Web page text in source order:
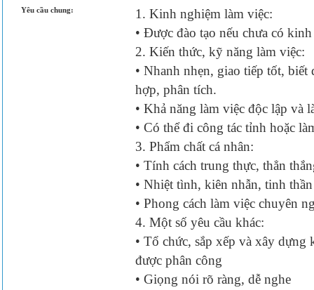
Yêu cầu chung:
1. Kinh nghiệm làm việc:
• Được đào tạo nếu chưa có
2. Kiến thức, kỹ năng làm việc:
• Nhanh nhẹn, giao tiếp tốt,
hợp, phân tích.
• Khả năng làm việc độc lập và
• Có thể đi công tác tỉnh hoặc
3. Phẩm chất cá nhân:
• Tính cách trung thực, thẳn
• Nhiệt tình, kiên nhẫn, tinh
• Phong cách làm việc chuyên
4. Một số yêu cầu khác:
• Tổ chức, sắp xếp và xây dựng
được phân công
• Giọng nói rõ ràng, dễ nghe